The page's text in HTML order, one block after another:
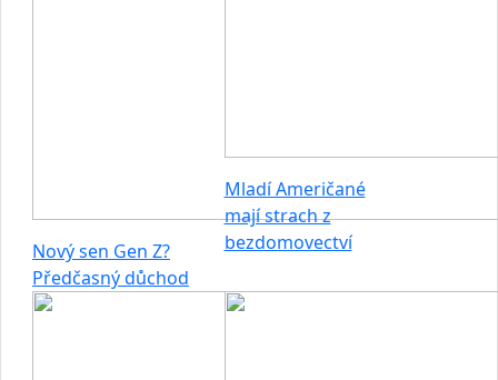
Nový sen Gen Z?
Předčasný důchod
Mladí Američané
mají strach z
bezdomovectví